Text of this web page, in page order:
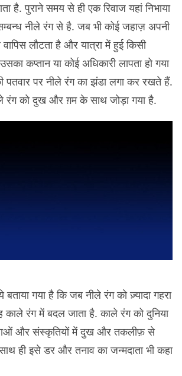
है. पुराने समय से ही एक रिवाज यहां निभाया
नीले रंग से है. जब भी कोई जहाज़ अपनी
लौटता है और यात्रा में हुई किसी
कप्तान या कोई अधिकारी लापता हो गया
पतवार पर नीले रंग का झंडा लगा कर रखते हैं.
रंग को दुख और ग़म के साथ जोड़ा गया है.
बताया गया है कि जब नीले रंग को ज़्यादा गहरा
काले रंग में बदल जाता है. काले रंग को दुनिया
और संस्कृतियों में दुख और तकलीफ़ से
ही इसे डर और तनाव का जन्मदाता भी कहा